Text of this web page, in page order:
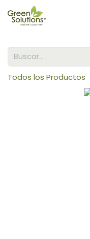
Todos los Productos